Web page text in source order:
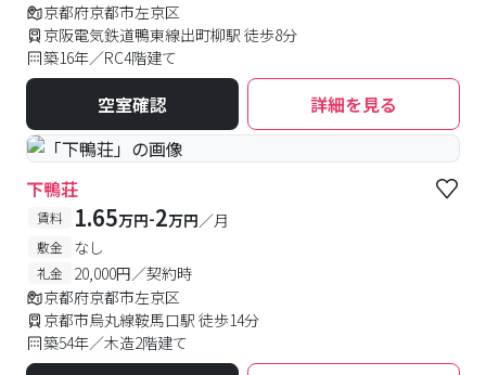
京都府京都市左京区
京阪電気鉄道鴨東線出町柳駅 徒歩8分
築16年／RC4階建て
空室確認 詳細を見る
下鴨荘
賃料 1.65万円-2万円／月
敷金 なし
礼金
20,000円／契約時
京都府京都市左京区
京都市烏丸線鞍馬口駅 徒歩14分
築54年／木造2階建て